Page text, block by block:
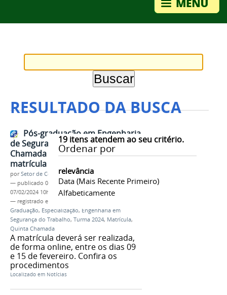
RESULTADO DA BUSCA
19itens atendem ao seu critério.
Ordenar por
relevância
Data (mais Recente Primeiro)
Alfabeticamente
Pós-graduação em Engenharia
de Segurança do Trabalho: Quinta
Chamada e convocação para a
matrícula
porSetor de Comunicação
— publicado 07/02/2024 —última modificação
07/02/2024 10h33
— registrado em:
Graduação, Especialização, Engenharia em
Segurança do Trabalho, Turma 2024, Matrícula,
Quinta Chamada
A matrícula deverá ser realizada,
de forma online, entre os dias 09
e 15 de fevereiro. Confira os
procedimentos
Localizado em Notícias